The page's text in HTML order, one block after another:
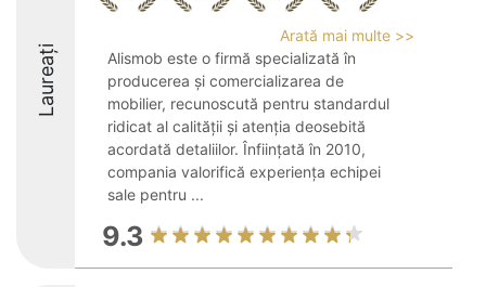
Laureați
Arată mai multe >>
Alismob este o firmă specializată în
producerea și comercializarea de
mobilier, recunoscută pentru standardul
ridicat al calității și atenția deosebită
acordată detaliilor. Înființată în 2010,
compania valorifică experiența echipei
sale pentru ...
9.3